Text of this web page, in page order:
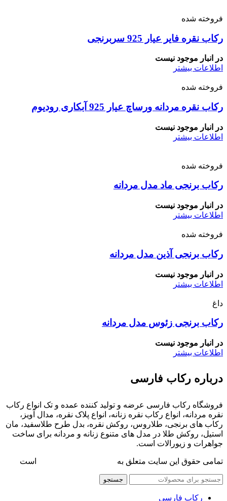
فروخته شده
رکاب نقره فایر عیار 925 سربرنجی
در انبار موجود نیست
اطلاعات بیشتر
فروخته شده
رکاب نقره مردانه ورساچ عیار 925 آبکاری رودیوم
در انبار موجود نیست
اطلاعات بیشتر
فروخته شده
رکاب برنجی ماد مدل مردانه
در انبار موجود نیست
اطلاعات بیشتر
فروخته شده
رکاب برنجی آذین مدل مردانه
در انبار موجود نیست
اطلاعات بیشتر
داغ
رکاب برنجی زئوس مدل مردانه
در انبار موجود نیست
اطلاعات بیشتر
درباره رکاب فارسی
فروشگاه رکاب فارسی عرضه و تولید کننده عمده و تک انواع رکاب
نقره مردانه، انواع رکاب نقره زنانه، انواع پلاک نقره، مدال آویز،
رکاب های برنجی، طلاروس، روکش نقره، بدل طرح طلاسفید، مان
استیل، روکش طلا در مدل های متنوع زنانه و مردانه برای ساخت
جواهرات و زیورالات است.
تمامی حقوق این سایت متعلق به است
جستجو
رکاب فارسی